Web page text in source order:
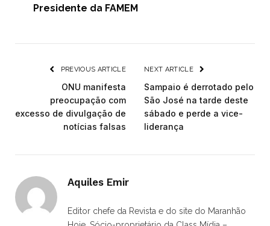
Presidente da FAMEM
PREVIOUS ARTICLE
ONU manifesta
preocupação com
excesso de divulgação de
notícias falsas
NEXT ARTICLE
Sampaio é derrotado pelo
São José na tarde deste
sábado e perde a vice-
liderança
Aquiles Emir
Editor chefe da Revista e do site do Maranhão